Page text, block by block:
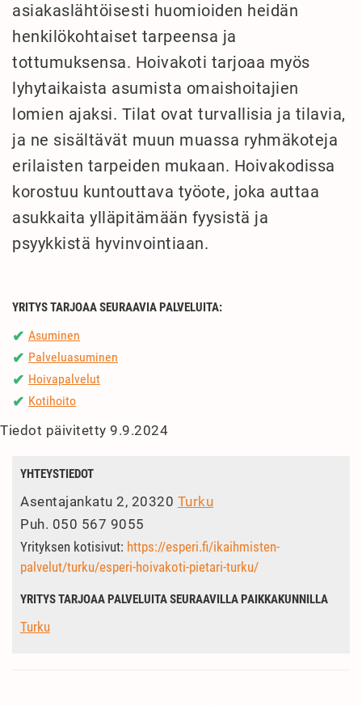
asiakaslähtöisesti huomioiden heidän
henkilökohtaiset tarpeensa ja
tottumuksensa. Hoivakoti tarjoaa myös
lyhytaikaista asumista omaishoitajien
lomien ajaksi. Tilat ovat turvallisia ja tilavia,
ja ne sisältävät muun muassa ryhmäkoteja
erilaisten tarpeiden mukaan. Hoivakodissa
korostuu kuntouttava työote, joka auttaa
asukkaita ylläpitämään fyysistä ja
psyykkistä hyvinvointiaan.
YRITYS TARJOAA SEURAAVIA PALVELUITA:
✔ Asuminen
✔ Palveluasuminen
✔ Hoivapalvelut
✔ Kotihoito
Tiedot päivitetty 9.9.2024
YHTEYSTIEDOT
Asentajankatu 2, 20320 Turku
Puh. 050 567 9055
Yrityksen kotisivut: https://esperi.fi/ikaihmisten-
palvelut/turku/esperi-hoivakoti-pietari-turku/
YRITYS TARJOAA PALVELUITA SEURAAVILLA PAIKKAKUNNILLA
Turku